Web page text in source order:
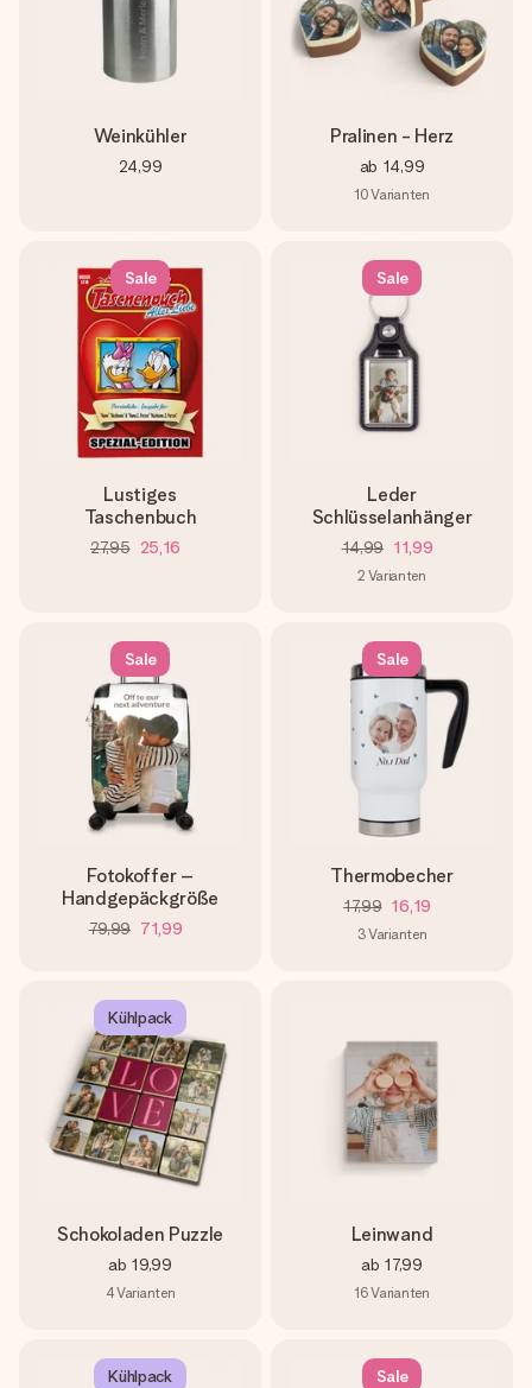
Weinkühler
24,99
Pralinen - Herz
ab 14,99
10Varianten
Sale
Lustiges
Taschenbuch
27,95 25,16
Sale
Leder
Schlüsselanhänger
14,99 11,99
2 Varianten
Sale
Fotokoffer –
Handgepäckgröße
79,99 71,99
Sale
Thermobecher
17,99 16,19
3Varianten
Kühlpack
Schokoladen Puzzle
ab 19,99
4Varianten
Leinwand
ab 17,99
16Varianten
Kühlpack Sale